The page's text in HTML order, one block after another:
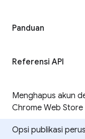
Panduan
Referensi API
Menghapus akun
Chrome Web Store
Opsi publikasi